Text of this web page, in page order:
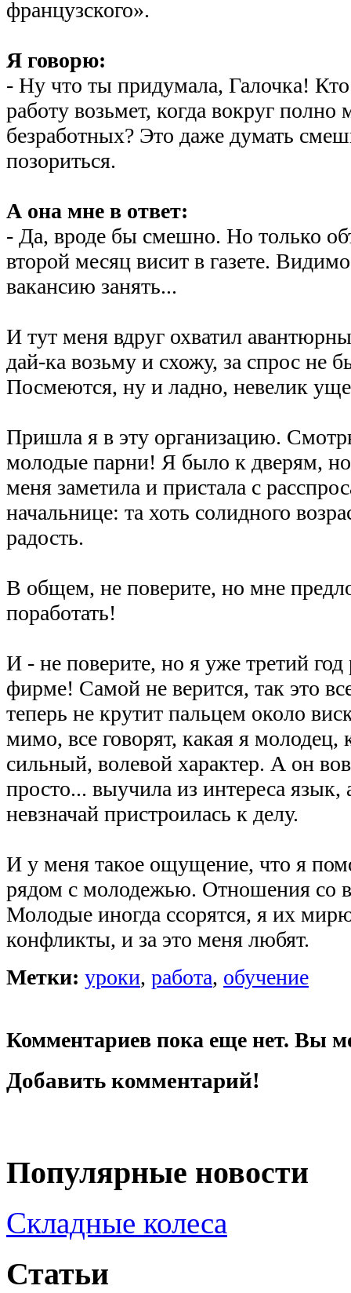
французского».
Я говорю:
- Ну что ты придумала, Галочка!
работу возьмет, когда вокруг полно
безработных? Это даже думать
позориться.
А она мне в ответ:
- Да, вроде бы смешно. Но только
второй месяц висит в газете.
вакансию занять...
И тут меня вдруг охватил
дай-ка возьму и схожу, за спрос не
Посмеются, ну и ладно, невелик
Пришла я в эту организацию.
молодые парни! Я было к дверям, но
меня заметила и пристала с
начальнице: та хоть солидного
радость.
В общем, не поверите, но мне
поработать!
И - не поверите, но я уже третий год
фирме! Самой не верится, так это
теперь не крутит пальцем около
мимо, все говорят, какая я молодец,
сильный, волевой характер. А он
просто... выучила из интереса язык,
невзначай пристроилась к делу.
И у меня такое ощущение, что я
рядом с молодежью. Отношения со
Молодые иногда ссорятся, я их
конфликты, и за это меня любят.
Метки: уроки, работа, обучение
Комментариев пока еще нет. Вы
Добавить комментарий!
Популярные новости
Складные колеса
Статьи